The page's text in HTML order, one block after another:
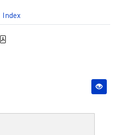
Index